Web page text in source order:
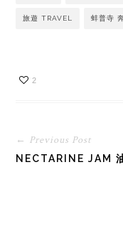
旅遊 TRAVEL 蚌普寺
2
← Previous Post
NECTARINE JAM